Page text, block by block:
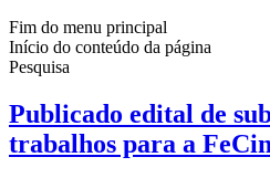
Fim do menu principal
Início do conteúdo da página
Pesquisa
Publicado edital de
trabalhos para a